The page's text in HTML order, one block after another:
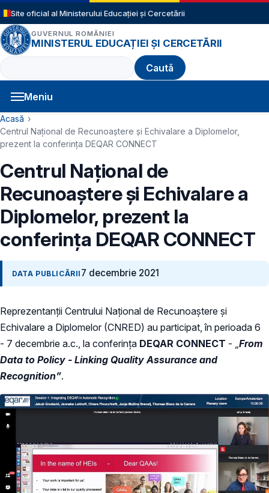
Sari la conținutul principal
Site oficial al Ministerului Educației și Cercetării
GUVERNUL ROMÂNIEI
MINISTERUL EDUCAȚIEI ȘI CERCETĂRII
Caută
Meniu
Navigație principală
Cale de navigare
Acasă
Centrul Național de Recunoaștere și Echivalare a Diplomelor,
prezent la conferința DEQAR CONNECT
Centrul Național de
Recunoaștere și Echivalare a
Diplomelor, prezent la
conferința DEQAR CONNECT
DATA PUBLICĂRII 7 decembrie 2021
Reprezentanții Centrului Național de Recunoaștere și
Echivalare a Diplomelor (CNRED) au participat, în perioada 6
- 7 decembrie a.c., la conferința DEQAR CONNECT - „ From
Data to Policy - Linking Quality Assurance and
Recognition”.